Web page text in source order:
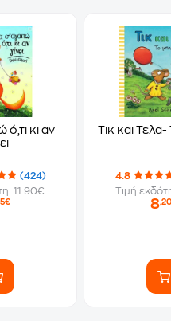
κι αν
(424)
11.90€
Τικ και
4.8
Τιμή
8